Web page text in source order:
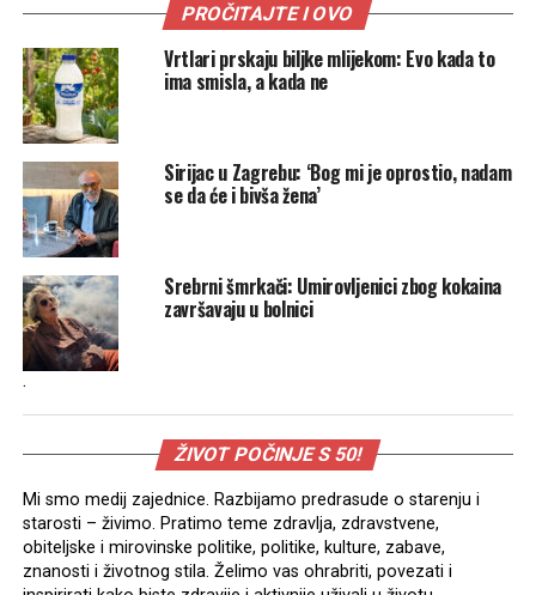
PROČITAJTE I OVO
Vrtlari prskaju biljke mlijekom: Evo kada to
ima smisla, a kada ne
Sirijac u Zagrebu: ‘Bog mi je oprostio, nadam
se da će i bivša žena’
Srebrni šmrkači: Umirovljenici zbog kokaina
završavaju u bolnici
.
ŽIVOT POČINJE S 50!
Mi smo medij zajednice. Razbijamo predrasude o starenju i
starosti – živimo. Pratimo teme zdravlja, zdravstvene,
obiteljske i mirovinske politike, politike, kulture, zabave,
znanosti i životnog stila. Želimo vas ohrabriti, povezati i